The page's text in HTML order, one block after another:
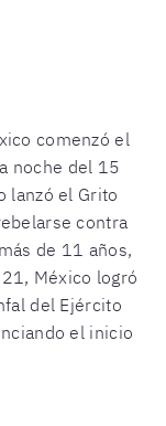
comenzó el
noche del 15
lanzó el Grito
contra
de 11 años,
México logró
del Ejército
el inicio